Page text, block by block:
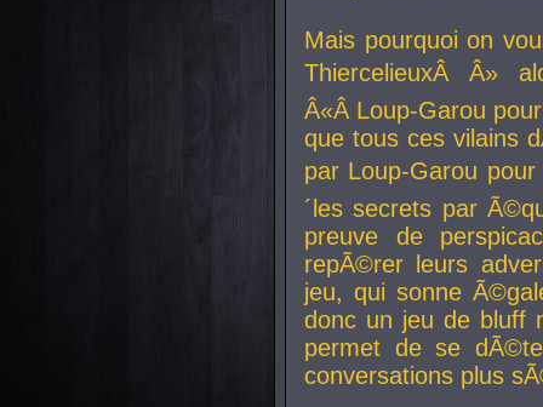
Mais pourquoi on
ThiercelieuxÂ Â»
Â«Â Loup-Garou
que tous ces vilains
par Loup-Garou
´les secrets par
preuve de
repÃ©rer leurs
jeu, qui sonne
donc un jeu de bluff
permet de se
conversations plus